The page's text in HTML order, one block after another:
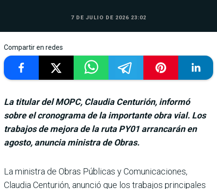
7 DE JULIO DE 2026 23:02
Compartir en redes
La titular del MOPC, Claudia Centurión, informó
sobre el cronograma de la importante obra vial. Los
trabajos de mejora de la ruta PY01 arrancarán en
agosto, anuncia ministra de Obras.
La ministra de Obras Públicas y Comu­nicaciones,
Claudia Centurión, anunció que los trabajos principales